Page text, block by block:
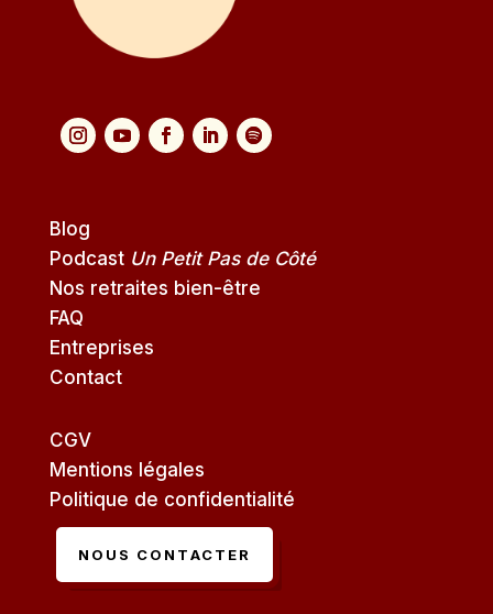
Blog
Podcast Un Petit Pas de Côté
Nos retraites bien-être
FAQ
Entreprises
Contact
CGV
Mentions légales
Politique de confidentialité
NOUS CONTACTER